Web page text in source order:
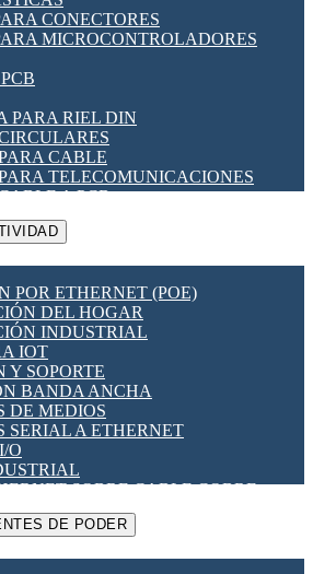
PANEL
RELÉ
FIN DE CARRERA
ENERGÍA Y TC'S DE CORRIENTE
A PASO
LÓGICO PROGRAMABLES
DE HORARIO
FRECUENCIA [VDF]
- INTERRUPTORES
CONECTORES
MICROCONTROLADORES
PARA RIEL DIN
CABLE
TELECOMUNICACIONES
A PCB
A CABLE
VARIAS
REED
RELÉ
SÓLIDO SSR
DE POTENCIA
POR ETHERNET (POE)
DEL HOGAR
INDUSTRIAL
IOT
Y SOPORTE
BANDA ANCHA
DE MEDIOS
SERIAL A ETHERNET
O
SOBRE CABLE COBRE
DE PODER